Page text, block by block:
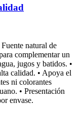
natural de
complementar un
jugos y batidos. •
calidad. • Apoya el
ni colorantes
• Presentación
envase.